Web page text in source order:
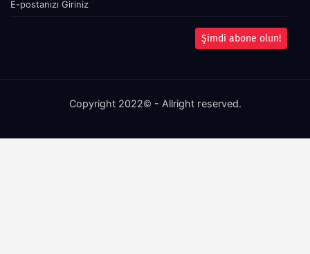
Şimdi abone olun!
Copyright 2022© - Allright reserved.